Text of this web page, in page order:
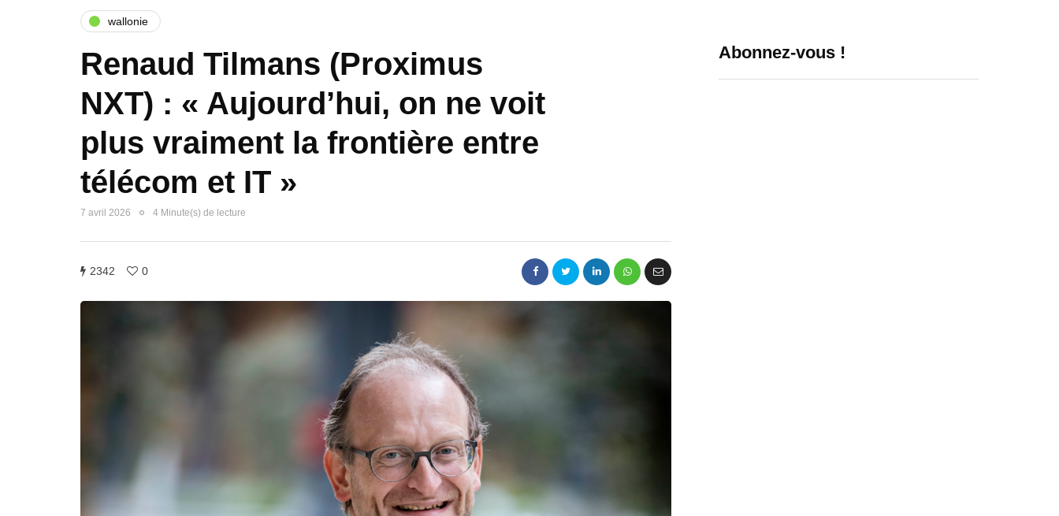
wallonie
Renaud Tilmans (Proximus
NXT) : « Aujourd’hui, on ne voit
plus vraiment la frontière entre
télécom et IT »
7 avril 2026 4 Minute(s) de lecture
2342 0
Abonnez-vous !